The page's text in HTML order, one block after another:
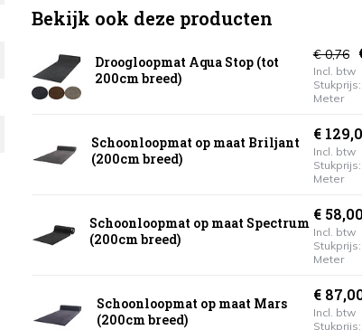
Bekijk ook deze producten
Droogloopmat Aqua Stop (tot
200cm breed)
€ 0,76
Incl. btw
Stukprijs:
Meter
Schoonloopmat op maat Briljant
(200cm breed)
€
Incl. btw
Stukprijs:
Meter
Schoonloopmat op maat Spectrum
(200cm breed)
€ 58,00
Incl. btw
Stukprijs:
Meter
Schoonloopmat op maat Mars
(200cm breed)
€
Incl. btw
Stukprijs: